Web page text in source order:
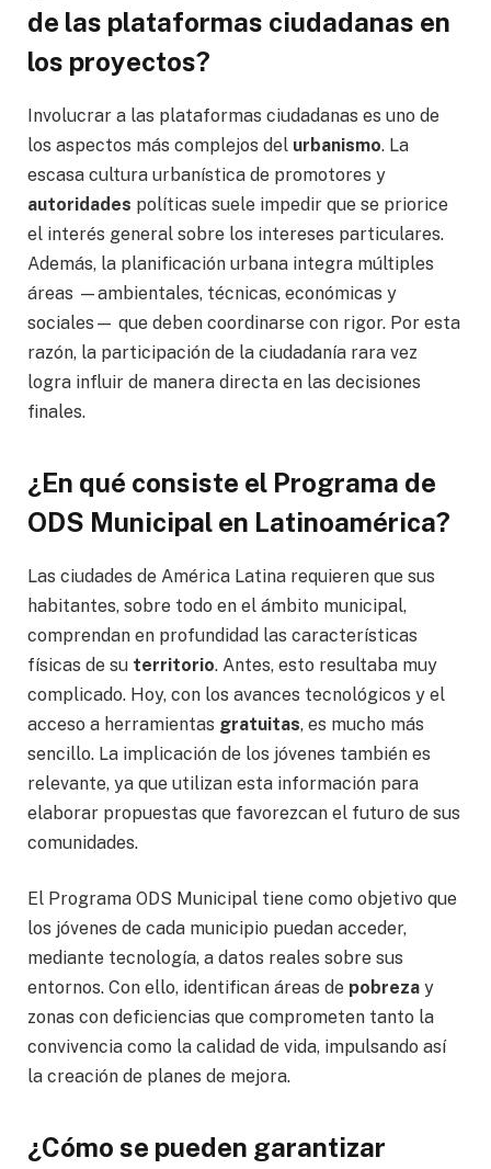
de las plataformas ciudadanas en
los proyectos?
Involucrar a las plataformas ciudadanas es uno de
los aspectos más complejos del urbanismo. La
escasa cultura urbanística de promotores y
autoridades políticas suele impedir que se priorice
el interés general sobre los intereses particulares.
Además, la planificación urbana integra múltiples
áreas —ambientales, técnicas, económicas y
sociales— que deben coordinarse con rigor. Por esta
razón, la participación de la ciudadanía rara vez
logra influir de manera directa en las decisiones
finales.
¿En qué consiste el Programa de
ODS Municipal en Latinoamérica?
Las ciudades de América Latina requieren que sus
habitantes, sobre todo en el ámbito municipal,
comprendan en profundidad las características
físicas de su territorio. Antes, esto resultaba muy
complicado. Hoy, con los avances tecnológicos y el
acceso a herramientas gratuitas, es mucho más
sencillo. La implicación de los jóvenes también es
relevante, ya que utilizan esta información para
elaborar propuestas que favorezcan el futuro de sus
comunidades.
El Programa ODS Municipal tiene como objetivo que
los jóvenes de cada municipio puedan acceder,
mediante tecnología, a datos reales sobre sus
entornos. Con ello, identifican áreas de pobreza y
zonas con deficiencias que comprometen tanto la
convivencia como la calidad de vida, impulsando así
la creación de planes de mejora.
¿Cómo se pueden garantizar